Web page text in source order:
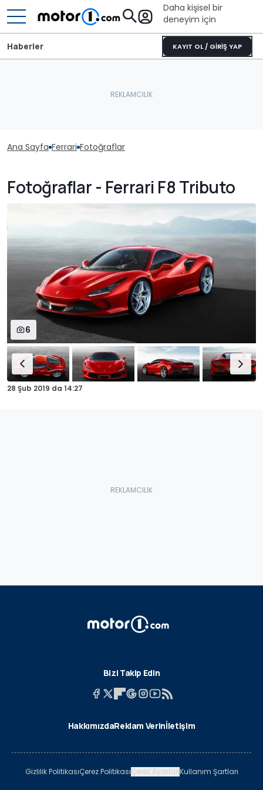
Daha kişisel bir
deneyim için
KAYIT OL / GİRİŞ YAP
Haberler
Ana Sayfa Ferrari Fotoğraflar
Fotoğraflar - Ferrari F8 Tributo
6
28 Şub 2019 da 14:27
Bizi Takip Edin
HakkımızdaReklam Verinİletişim
Gizlilik PolitikasıÇerez PolitikasıÇerez AyarlarıKullanım Şartları